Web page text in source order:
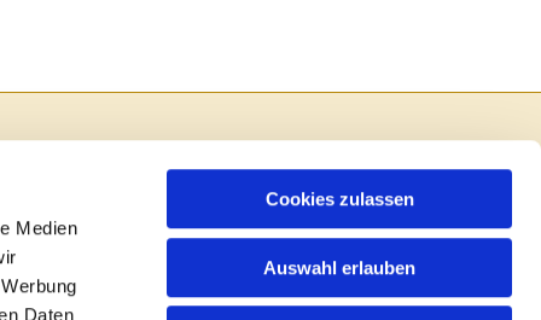
Medien
Daten
Cookies zulassen
Auswahl erlauben